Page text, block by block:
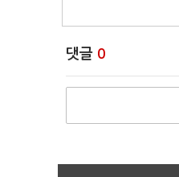
댓글 0